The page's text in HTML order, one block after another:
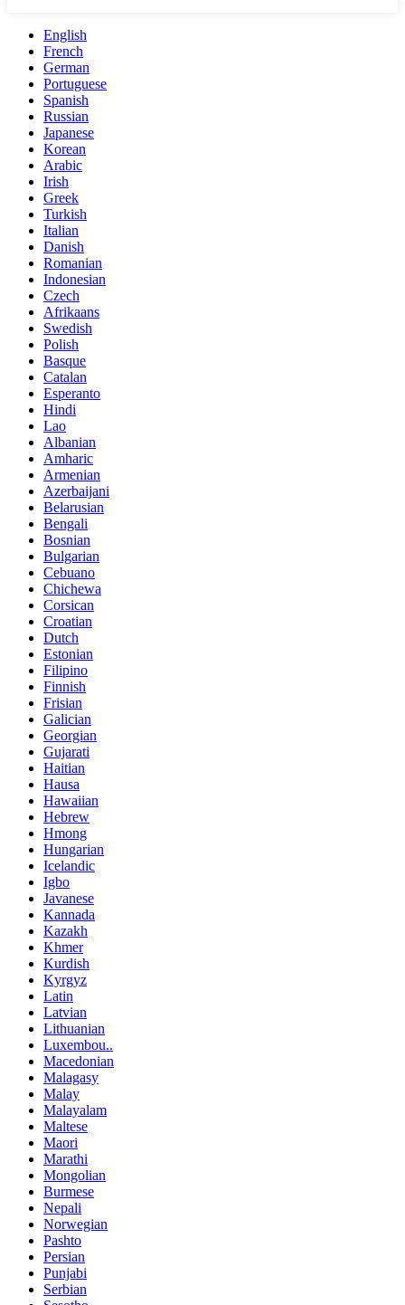
English
French
German
Portuguese
Spanish
Russian
Japanese
Korean
Arabic
Irish
Greek
Turkish
Italian
Danish
Romanian
Indonesian
Czech
Afrikaans
Swedish
Polish
Basque
Catalan
Esperanto
Hindi
Lao
Albanian
Amharic
Armenian
Azerbaijani
Belarusian
Bengali
Bosnian
Bulgarian
Cebuano
Chichewa
Corsican
Croatian
Dutch
Estonian
Filipino
Finnish
Frisian
Galician
Georgian
Gujarati
Haitian
Hausa
Hawaiian
Hebrew
Hmong
Hungarian
Icelandic
Igbo
Javanese
Kannada
Kazakh
Khmer
Kurdish
Kyrgyz
Latin
Latvian
Lithuanian
Luxembou..
Macedonian
Malagasy
Malay
Malayalam
Maltese
Maori
Marathi
Mongolian
Burmese
Nepali
Norwegian
Pashto
Persian
Punjabi
Serbian